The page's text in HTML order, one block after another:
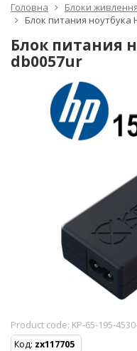
Головна Блоки живлення
Блок питания ноутбука
Блок питания
db0057ur
Product code: KP-65-195-
Код: zx117705